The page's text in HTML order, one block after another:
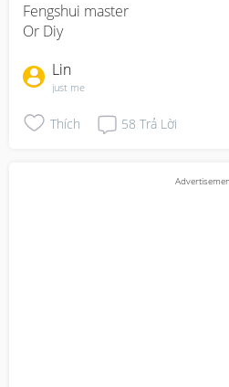
Fengshui master
Or Diy
Lin
just me
Thích 58 Trả Lời